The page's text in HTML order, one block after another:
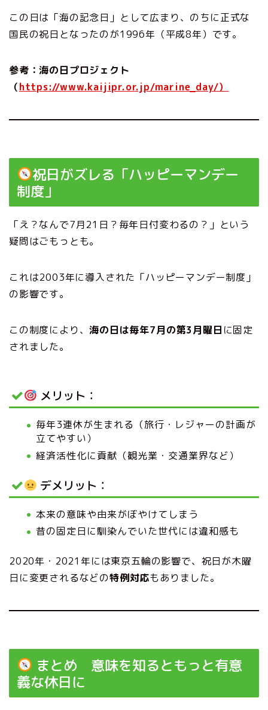
この日は「海の記念日」として広まり、のちに正式な
国民の祝日となったのが1996年（平成8年）です。
参考：海の日プロジェクト
（https://www.kaijipr.or.jp/marine_day/）
祝日がズレる「ハッピーマンデー
制度」
「え？なんで7月21日？毎年日付変わるの？」という
疑問はごもっとも。
これは2003年に導入された「ハッピーマンデー制度」
の影響です。
この制度により、海の日は毎年7月の第3月曜日 に固定
されました。
メリット：
毎年3連休が生まれる（旅行・レジャーの計画が
立てやすい）
経済活性化に貢献（観光業・交通業界など）
デメリット：
本来の意味や由来がぼやけてしまう
昔の固定日に馴染んでいた世代には違和感も
2020年・2021年には東京五輪の影響で、祝日が木曜
日に変更されるなどの特例対応もありました。
まとめ 意味を知るともっと有意
義な休日に